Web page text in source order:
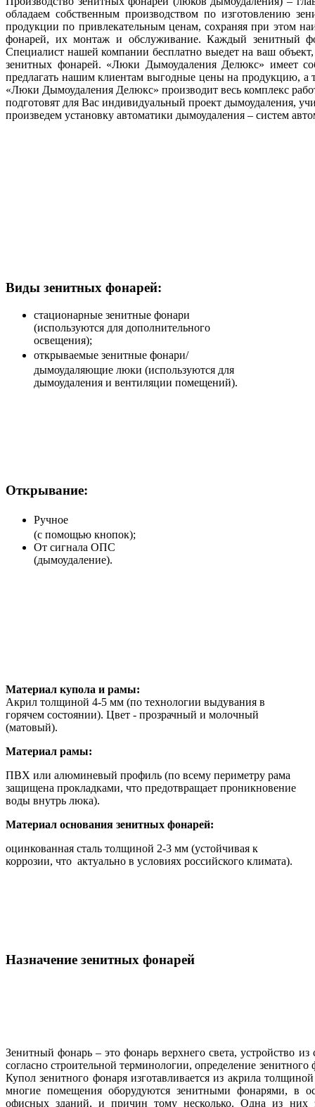
обладаем собственным производством по изготовлению
продукции по привлекательным ценам, сохраняя при этом
фонарей, их монтаж и обслуживание. Каждый зенитный
Специалист нашей компании бесплатно выедет на ваш
зенитных фонарей. «Люки Дымоудаления Делюкс» имеет
предлагать нашим клиентам выгодные цены на продукцию, а
«Люки Дымоудаления Делюкс» производит весь комплекс
подготовят для Вас индивидуальный проект дымоудаления,
произведем установку автоматики дымоудаления – систем
Виды зенитных фонарей:
стационарные зенитные фонари
(используются для дополнительного
освещения);
открываемые зенитные фонари/
дымоудаляющие люки (используются для
дымоудаления и вентиляции помещений).
Открывание:
Ручное
(с помощью кнопок);
От сигнала ОПС
(дымоудаление).
Материал купола и рамы:
Акрил толщиной 4-5 мм (по технологии выдувания в
горячем состоянии). Цвет - прозрачный и молочный
(матовый).
Материал рамы:
ПВХ или алюминевый профиль (по всему периметру рама
защищена прокладками, что предотвращает проникновение
воды внутрь люка).
Материал основания зенитных фонарей:
оцинкованная сталь толщиной 2-3 мм (устойчивая к
коррозии, что актуально в условиях российского климата).
Назначение зенитных фонарей
Зенитный фонарь – это фонарь верхнего света, устройство
согласно строительной терминологии, определение
Купол зенитного фонаря изготавливается из акрила
многие помещения оборудуются зенитными фонарями, в
офисных зданий, и причин тому несколько. Одна из них